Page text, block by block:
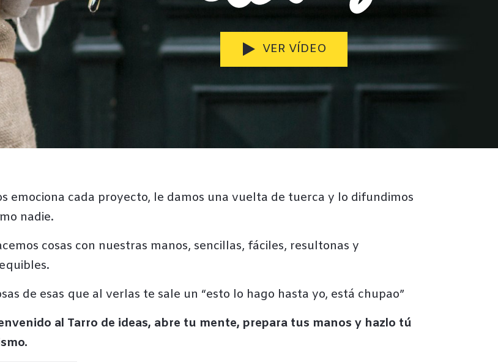
 VER VÍDEO
emociona cada proyecto, le damos una vuelta de tuerca y lo difundimos
nadie.
cosas con nuestras manos, sencillas, fáciles, resultonas y
de esas que al verlas te sale un “esto lo hago hasta yo, está chupao”
al Tarro de ideas, abre tu mente, prepara tus manos y hazlo tú